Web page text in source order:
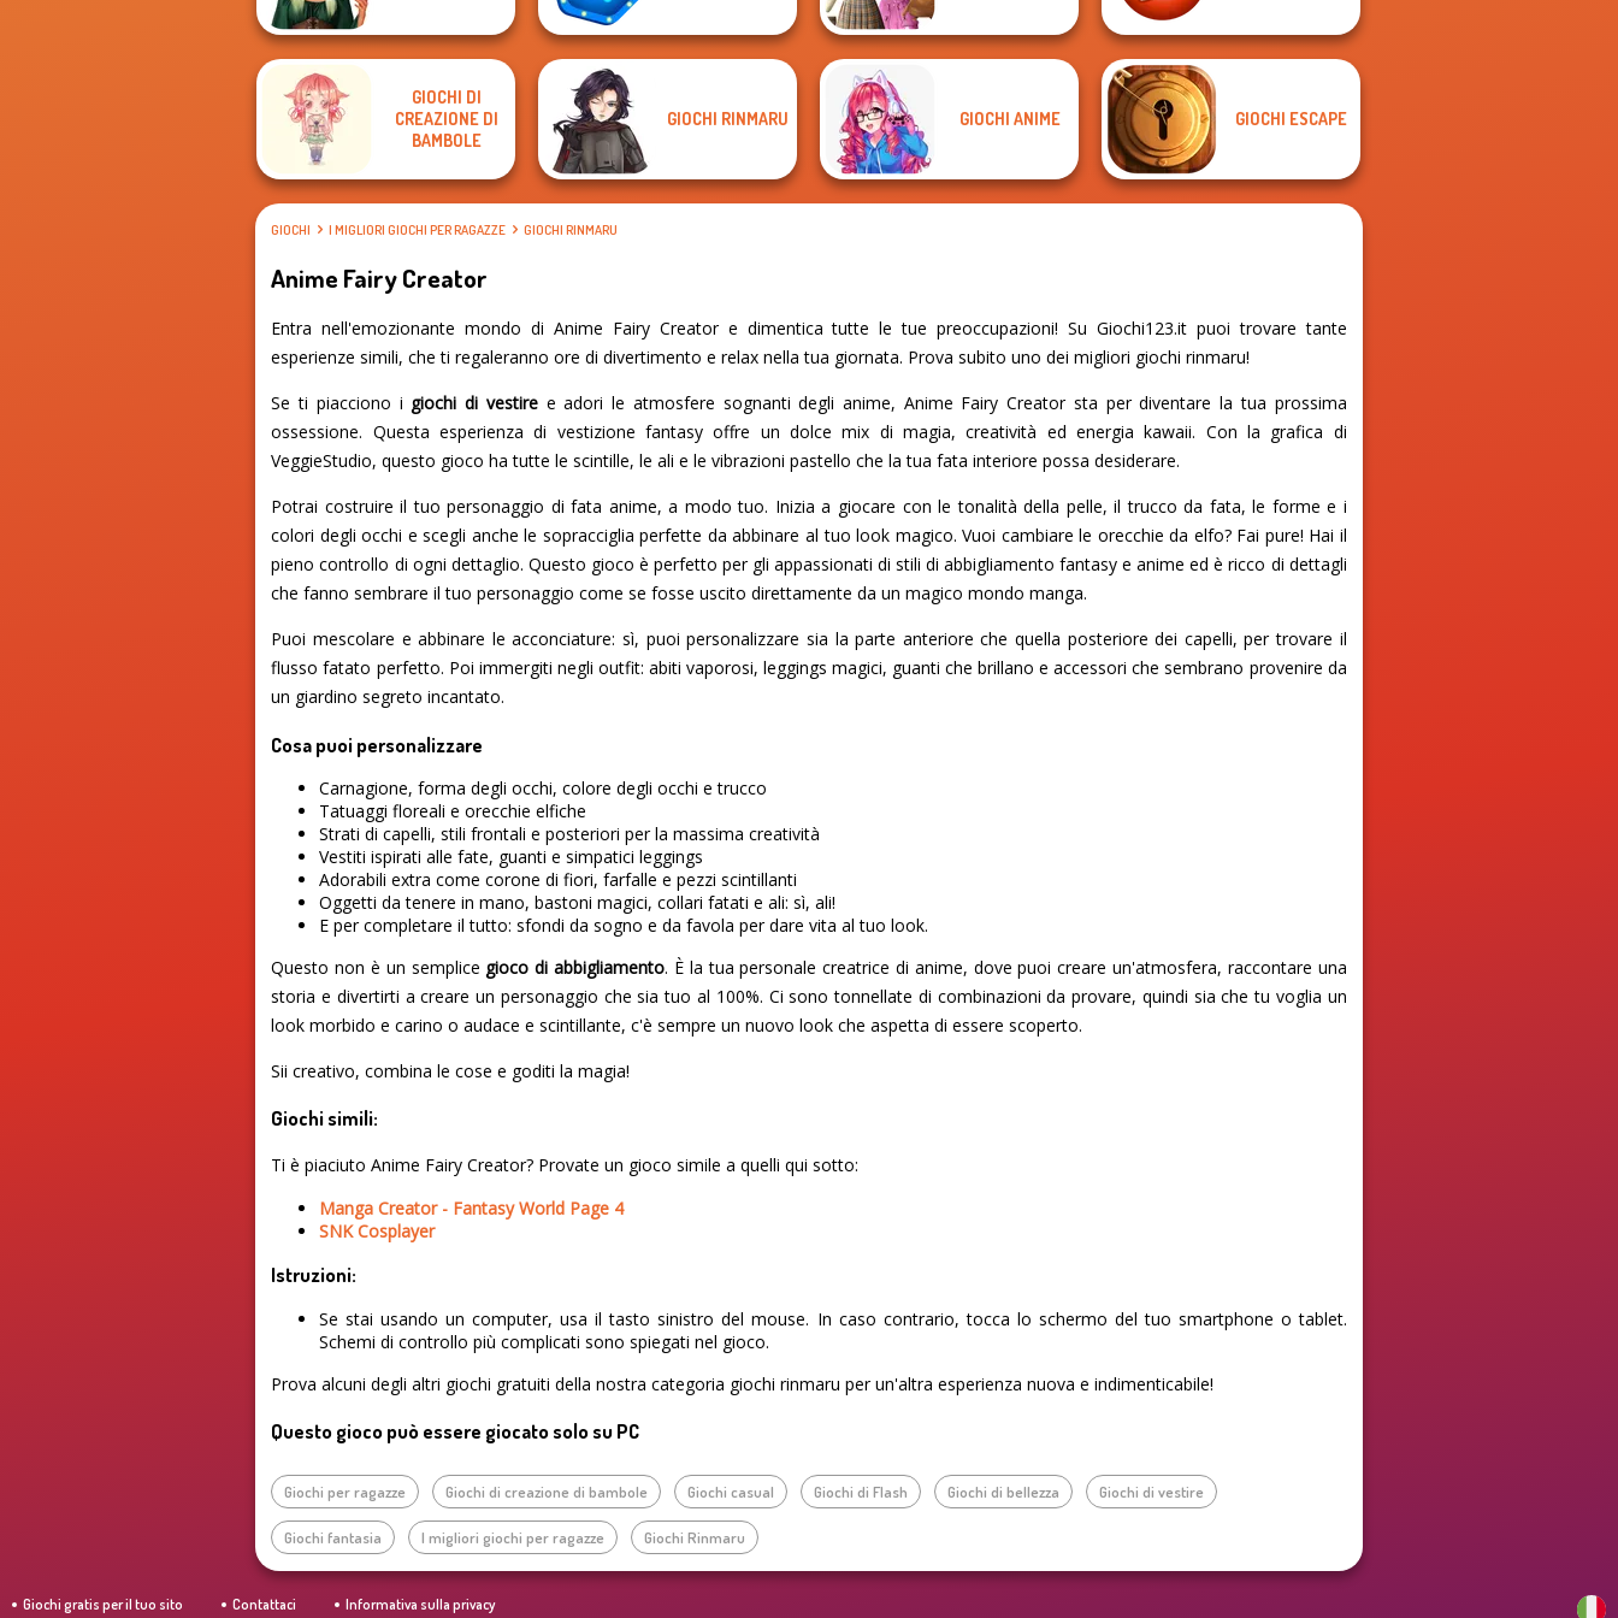
GIOCHI DI
CREAZIONE DI
BAMBOLE
GIOCHI RINMARU GIOCHI ANIME GIOCHI ESCAPE
GIOCHI I MIGLIORI GIOCHI PER RAGAZZE GIOCHI RINMARU
Anime Fairy Creator
Entra nell'emozionante mondo di Anime Fairy Creator e dimentica tutte le tue preoccupazioni! Su Giochi123.it puoi trovare tante
esperienze simili, che ti regaleranno ore di divertimento e relax nella tua giornata. Prova subito uno dei migliori giochi rinmaru!
Se ti piacciono i giochi di vestiree adori le atmosfere sognanti degli anime, Anime Fairy Creator sta per diventare la tua prossima
ossessione. Questa esperienza di vestizione fantasy offre un dolce mix di magia, creatività ed energia kawaii. Con la grafica di
VeggieStudio, questo gioco ha tutte le scintille, le ali e le vibrazioni pastello che la tua fata interiore possa desiderare.
Potrai costruire il tuo personaggio di fata anime, a modo tuo. Inizia a giocare con le tonalità della pelle, il trucco da fata, le forme e i
colori degli occhi e scegli anche le sopracciglia perfette da abbinare al tuo look magico. Vuoi cambiare le orecchie da elfo? Fai pure! Hai il
pieno controllo di ogni dettaglio. Questo gioco è perfetto per gli appassionati di stili di abbigliamento fantasy e anime ed è ricco di dettagli
che fanno sembrare il tuo personaggio come se fosse uscito direttamente da un magico mondo manga.
Puoi mescolare e abbinare le acconciature: sì, puoi personalizzare sia la parte anteriore che quella posteriore dei capelli, per trovare il
flusso fatato perfetto. Poi immergiti negli outfit: abiti vaporosi, leggings magici, guanti che brillano e accessori che sembrano provenire da
un giardino segreto incantato.
Cosa puoi personalizzare
Carnagione, forma degli occhi, colore degli occhi e trucco
Tatuaggi floreali e orecchie elfiche
Strati di capelli, stili frontali e posteriori per la massima creatività
Vestiti ispirati alle fate, guanti e simpatici leggings
Adorabili extra come corone di fiori, farfalle e pezzi scintillanti
Oggetti da tenere in mano, bastoni magici, collari fatati e ali: sì, ali!
E per completare il tutto: sfondi da sogno e da favola per dare vita al tuo look.
Questo non è un semplice gioco di abbigliamento. È la tua personale creatrice di anime, dove puoi creare un'atmosfera, raccontare una
storia e divertirti a creare un personaggio che sia tuo al 100%. Ci sono tonnellate di combinazioni da provare, quindi sia che tu voglia un
look morbido e carino o audace e scintillante, c'è sempre un nuovo look che aspetta di essere scoperto.
Sii creativo, combina le cose e goditi la magia!
Giochi simili:
Ti è piaciuto Anime Fairy Creator? Provate un gioco simile a quelli qui sotto:
Manga Creator - Fantasy World Page 4
SNK Cosplayer
Istruzioni:
Se stai usando un computer, usa il tasto sinistro del mouse. In caso contrario, tocca lo schermo del tuo smartphone o tablet.
Schemi di controllo più complicati sono spiegati nel gioco.
Prova alcuni degli altri giochi gratuiti della nostra categoria giochi rinmaru per un'altra esperienza nuova e indimenticabile!
Questo gioco può essere giocato solo su PC
Giochi per ragazze Giochi di creazione di bambole Giochi casual Giochi di Flash Giochi di bellezza Giochi di vestire
Giochi fantasia I migliori giochi per ragazze Giochi Rinmaru
Giochi gratis per il tuo sito Contattaci Informativa sulla privacy